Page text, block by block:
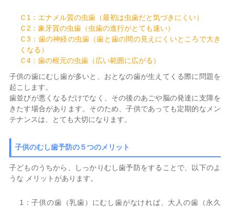
Ｃ1：エナメル質の虫歯（最初は虫歯だと気づきにくい）
Ｃ2：象牙質の虫歯（虫歯の進行がとても速い）
Ｃ3：歯の神経の虫歯（歯と歯の間の見えにくいところで大き
くなる）
Ｃ4：歯の根元の虫歯（広い範囲に広がる）
子供の歯にむし歯が多いと、おとなの歯が生えてくる際に問題を
起こします。
歯並びが悪くなるだけでなく、その後のあごや脳の発達に支障を
きたす場合があります。そのため、子供であっても定期的なメン
テナンスは、とても大切になります。
子供のむし歯予防の５つのメリット
子どものうちから、しっかりむし歯予防をすることで、以下のよ
うな メリットがあります。
1：子供の歯（乳歯）にむし歯がなければ、大人の歯（永久